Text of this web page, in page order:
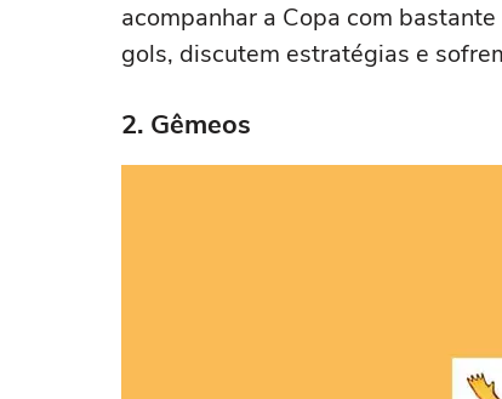
acompanhar a Copa com
gols, discutem estratégias e
2. Gêmeos